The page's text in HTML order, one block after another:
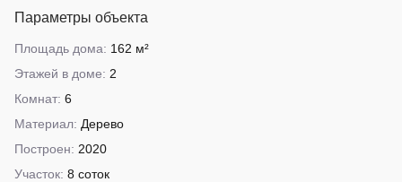
Параметры объекта
Площадь дома: 162 м²
Этажей в доме: 2
Комнат: 6
Материал: Дерево
Построен: 2020
Участок: 8 соток